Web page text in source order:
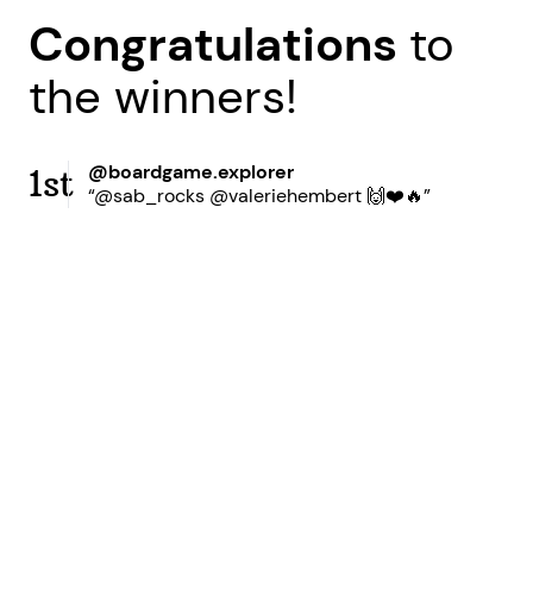
Congratulations to
the winners!
1st
@boardgame.explorer
“@sab_rocks @valeriehembert 🙌❤️🔥”